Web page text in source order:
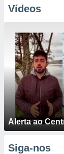
Vídeos
Alerta ao
Siga-nos